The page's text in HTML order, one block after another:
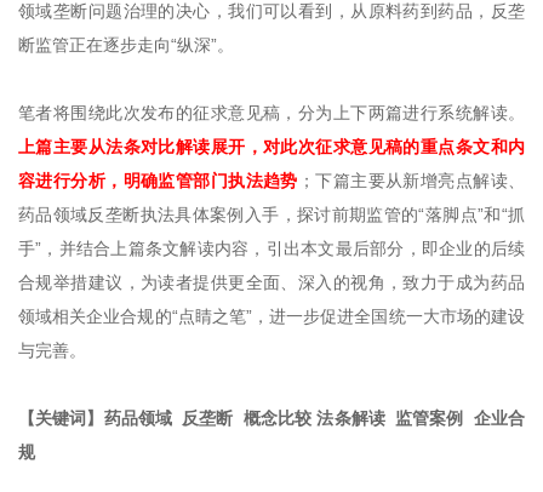
领域垄断问题治理的决心，我们可以看到，从原料药到药品，反垄
断监管正在逐步走向“纵深”。
笔者将围绕此次发布的征求意见稿，分为上下两篇进行系统解读。
上篇主要从法条对比解读展开，对此次征求意见稿的重点条文和内
容进行分析，明确监管部门执法趋势 ；下篇主要从新增亮点解读、
药品领域反垄断执法具体案例入手，探讨前期监管的“落脚点”和“抓
手”，并结合上篇条文解读内容，引出本文最后部分，即企业的后续
合规举措建议，为读者提供更全面、深入的视角，致力于成为药品
领域相关企业合规的“点睛之笔”，进一步促进全国统一大市场的建设
与完善。
【关键词】药品领域 反垄断 概念比较 法条解读 监管案例 企业合
规